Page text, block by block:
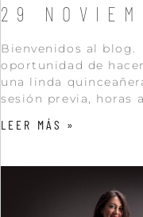
29
Bienvenidos al blog.
oportunidad de
una linda
sesión previa, horas
LEER MÁS »